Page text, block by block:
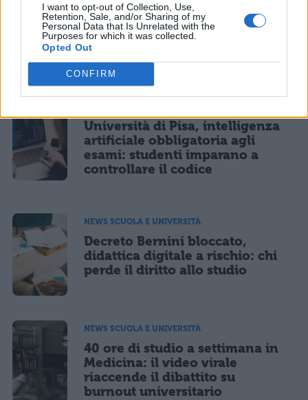
I want to opt-out of Collection, Use,
Retention, Sale, and/or Sharing of my
Personal Data that Is Unrelated with the
Purposes for which it was collected.
Opted Out
CONFIRM
Concorsi universitari, il Tar di
Roma limita i ricorsi sulle prove
scritte
Università di Pisa, intelligenza
artificiale obbligatoria agli
esami: studenti imparano a
controllare il codice
NEWS SCUOLA E UNIVERSITÀ
Decreto Bernini bloccato,
didattica digitale a rischio: chi
perde il diritto allo studio
NEWS SCUOLA E UNIVERSITÀ
40 ore di studio a settimana in
Medicina: il video virale
riaccende il dibattito su
burnout universitario